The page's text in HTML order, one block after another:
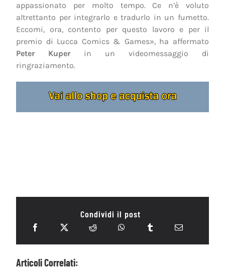
appassionato per molto tempo. Ce n’è voluto
altrettanto per integrarlo e tradurlo in un fumetto.
Eccomi, ora, contento per questo lavoro e per il
premio di Lucca Comics & Games», ha affermato
Peter Kuper in un videomessaggio di
ringraziamento.
Condividi il post
Articoli Correlati: